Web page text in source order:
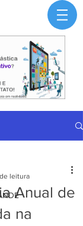
Anual de
na
leitura